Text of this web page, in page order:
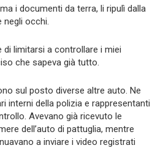
i documenti da terra, li ripulì dalla
negli occhi.
limitarsi a controllare i miei
che sapeva già tutto.
sul posto diverse altre auto. Ne
interni della polizia e rappresentanti
Avevano già ricevuto le
dell’auto di pattuglia, mentre
a inviare i video registrati